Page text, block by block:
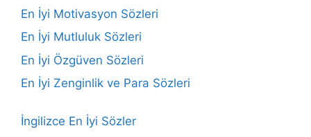
En İyi Motivasyon Sözleri
En İyi Mutluluk Sözleri
En İyi Özgüven Sözleri
En İyi Zenginlik ve Para Sözleri
İngilizce En İyi Sözler